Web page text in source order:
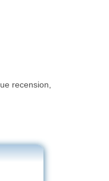
recension,